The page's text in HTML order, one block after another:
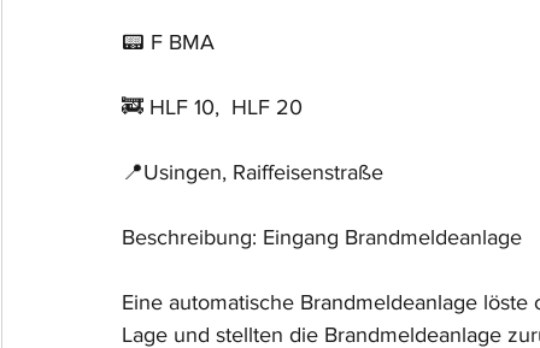
📟 F BMA
🚒 HLF 10,  HLF 20
📍Usingen, Raiffeisenstraße
Beschreibung: Eingang Brandmeldeanlage
Eine automatische Brandmeldeanlage
Lage und stellten die Brandmeldeanlage